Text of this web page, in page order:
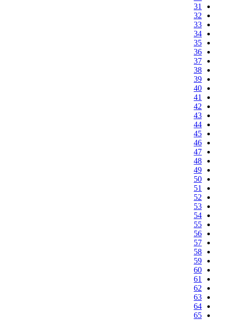
31
32
33
34
35
36
37
38
39
40
41
42
43
44
45
46
47
48
49
50
51
52
53
54
55
56
57
58
59
60
61
62
63
64
65